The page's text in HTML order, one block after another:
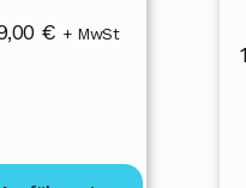
€ + MwSt